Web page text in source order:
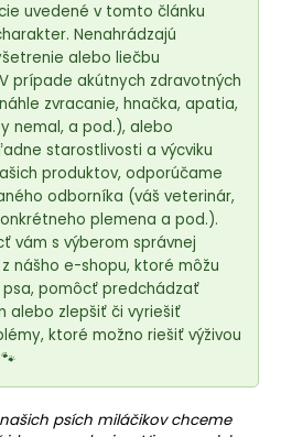
uvedené v tomto článku
Nenahrádzajú
alebo liečbu
prípade akútnych zdravotných
zvracanie, hnačka, apatia,
nemal, a pod.), alebo
starostlivosti a výcviku
produktov, odporúčame
odborníka (váš veterinár,
plemena a pod.).
vám s výberom správnej
nášho e-shopu, ktoré môžu
pomôcť predchádzať
alebo zlepšiť či vyriešiť
ktoré možno riešiť výživou
psích miláčikov chceme